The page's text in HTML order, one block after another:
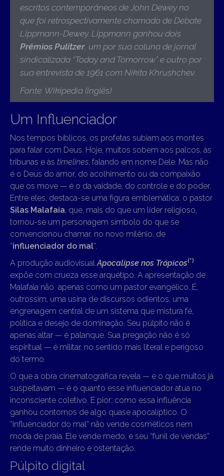
escritos contemporâneos de John Dewey no
que foi retrospectivamente chamado de Debate
Lippmann-Dewey. Lippmann ganhou dois
Prêmios Pulitzer, um por sua coluna de jornal
sindicalizada “Today and Tomorrow” e outro por
sua entrevista de 1961 com Nikita Khrushchev.
Fonte: Wikipedia (inglês)
Um Influenciador
Nos tempos bíblicos, os profetas subiam aos montes
para falar com Deus. Hoje, muitos sobem aos palcos, às
tribunas e às timelines, falando em nome Dele. Mas não
é o Deus do amor, do acolhimento ou da compaixão
que os move — é o da vaidade, do controle e do poder.
Entre eles, destaca-se uma figura emblemática: o pastor
Silas Malafaia, que, mais do que um líder religioso,
tornou-se um personagem símbolo do que se
convencionou chamar, no novo milênio, de
“influenciador do mal”.
A produção audiovisualApocalipse nos Trópicos(*)
expõe com crueza esse arquétipo. A apresentação de
Malafaia não apenas como um pastor evangélico. É,
outrossim, uma usina de discursos odientos, uma
engrenagem central de um sistema que mistura fé,
política e desejo de dominação. Seu púlpito não é
apenas altar — é palanque. Sua pregação não é só
espiritual — é militar, no sentido mais literal e perigoso
do termo.
O que a obra cinematográfica revela — e o que muitos já
suspeitavam — é o quanto esse influenciador atua no
inconsciente coletivo. E pior: como essa influência
ganhou contornos de algo quase apocalíptico. O
“influenciador do mal” não vende cosméticos nem
moda de praia. Ele vende medo, e seu “funil de vendas”
rende muito dinheiro e ostentação.
Púlpito digital